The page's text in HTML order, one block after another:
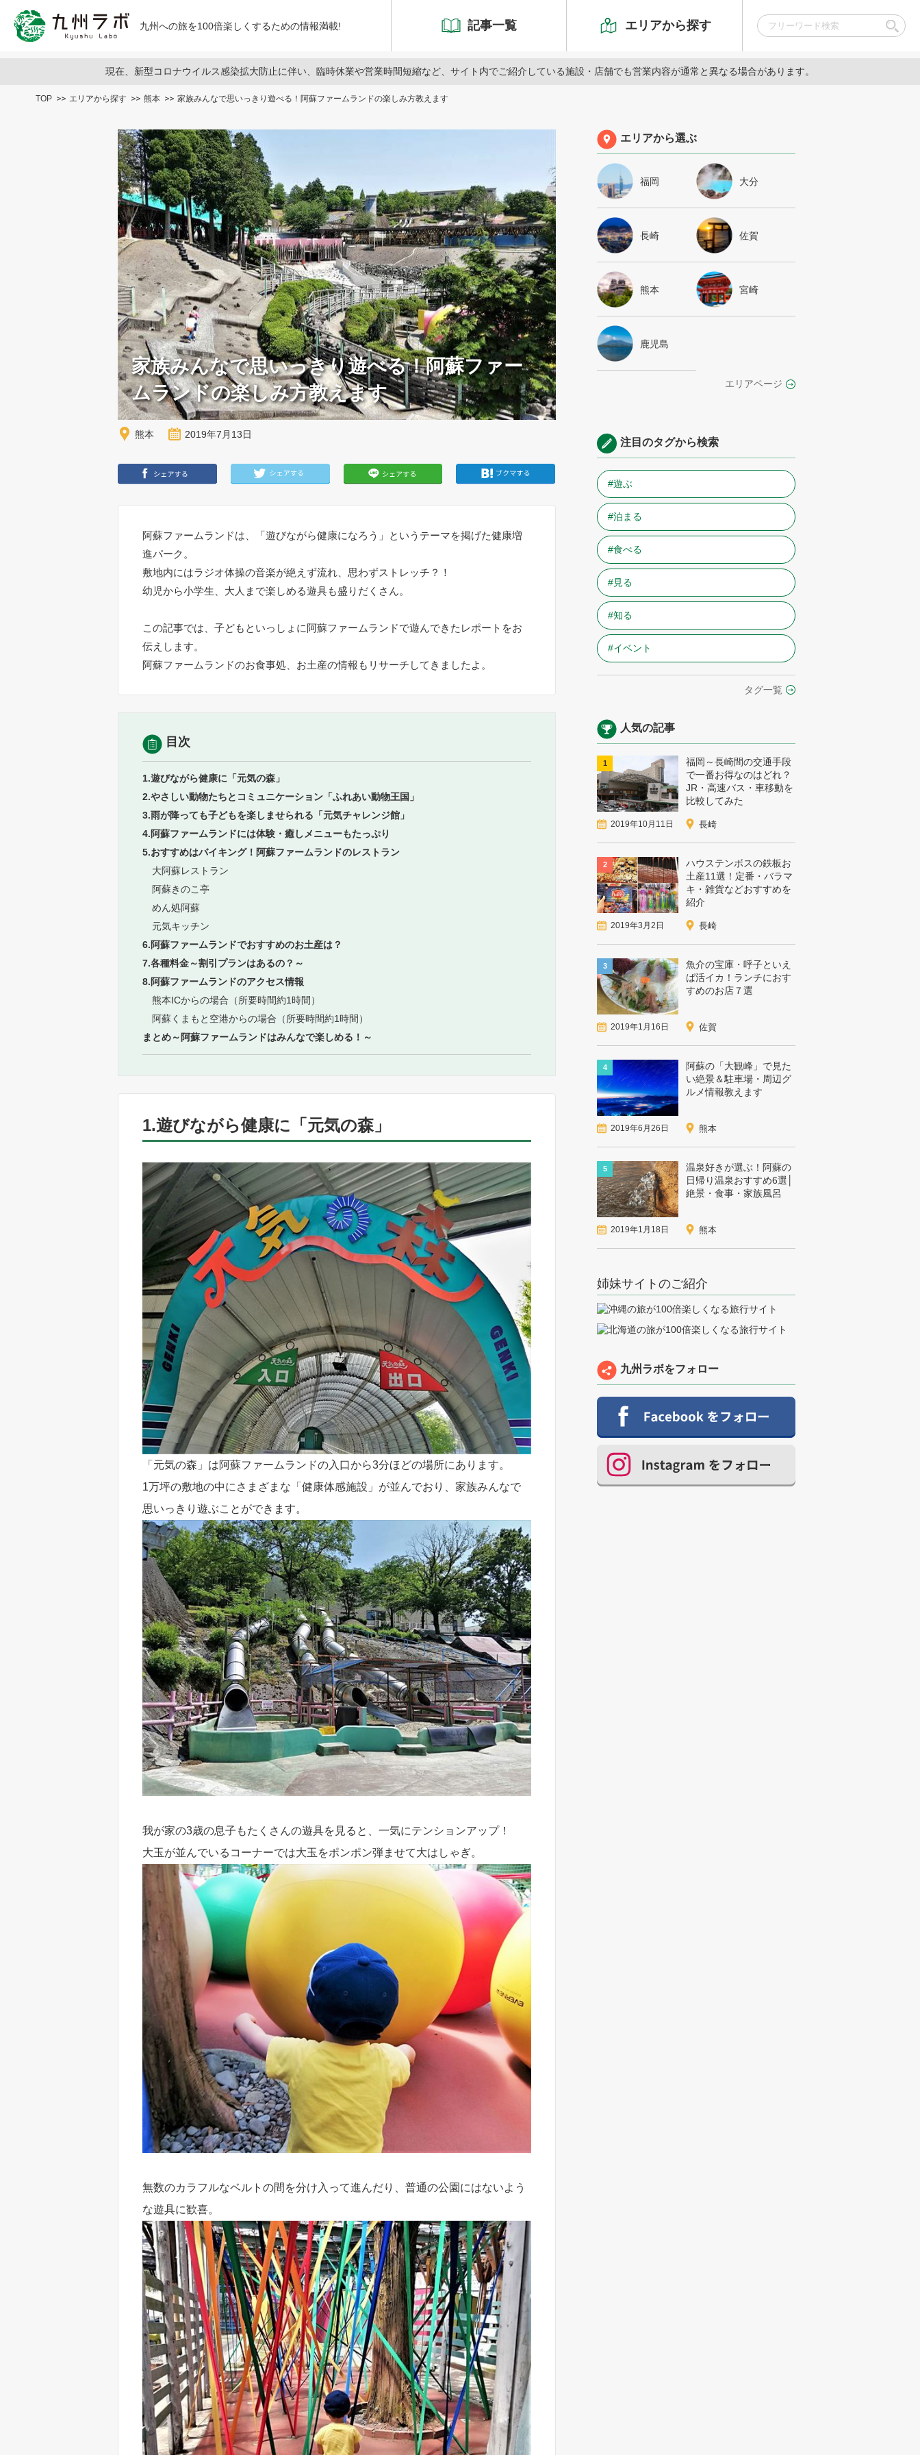
九州への旅を100倍楽しくするための情報満載! 記事一覧 エリアから探す
現在、新型コロナウイルス感染拡大防止に伴い、臨時休業や営業時間短縮など、サイト内でご紹介している施設・店舗でも営業内容が通常と異なる場合があります。
TOP エリアから探す 熊本 家族みんなで思いっきり遊べる！阿蘇ファームランドの楽しみ方教えます
家族みんなで思いっきり遊べる！阿蘇ファー
ムランドの楽しみ方教えます
熊本 2019年7月13日
阿蘇ファームランドは、「遊びながら健康になろう」というテーマを掲げた健康増
進パーク。
敷地内にはラジオ体操の音楽が絶えず流れ、思わずストレッチ？！
幼児から小学生、大人まで楽しめる遊具も盛りだくさん。
この記事では、子どもといっしょに阿蘇ファームランドで遊んできたレポートをお
伝えします。
阿蘇ファームランドのお食事処、お土産の情報もリサーチしてきましたよ。
目次
1.遊びながら健康に「元気の森」
2.やさしい動物たちとコミュニケーション「ふれあい動物王国」
3.雨が降っても子どもを楽しませられる「元気チャレンジ館」
4.阿蘇ファームランドには体験・癒しメニューもたっぷり
5.おすすめはバイキング！阿蘇ファームランドのレストラン
大阿蘇レストラン
阿蘇きのこ亭
めん処阿蘇
元気キッチン
6.阿蘇ファームランドでおすすめのお土産は？
7.各種料金～割引プランはあるの？～
8.阿蘇ファームランドのアクセス情報
熊本ICからの場合（所要時間約1時間）
阿蘇くまもと空港からの場合（所要時間約1時間）
まとめ～阿蘇ファームランドはみんなで楽しめる！～
1.遊びながら健康に「元気の森」
「元気の森」は阿蘇ファームランドの入口から3分ほどの場所にあります。
1万坪の敷地の中にさまざまな「健康体感施設」が並んでおり、家族みんなで
思いっきり遊ぶことができます。
我が家の3歳の息子もたくさんの遊具を見ると、一気にテンションアップ！
大玉が並んでいるコーナーでは大玉をポンポン弾ませて大はしゃぎ。
無数のカラフルなベルトの間を分け入って進んだり、普通の公園にはないよう
な遊具に歓喜。
エリアから選ぶ
福岡 大分
長崎 佐賀
熊本 宮崎
鹿児島
エリアページ
注目のタグから検索
#遊ぶ
#泊まる
#食べる
#見る
#知る
#イベント
タグ一覧
人気の記事
1
福岡～長崎間の交通手段
で一番お得なのはどれ？
JR・高速バス・車移動を
比較してみた
2019年10月11日 長崎
2
ハウステンボスの鉄板お
土産11選！定番・バラマ
キ・雑貨などおすすめを
紹介
2019年3月2日 長崎
3
魚介の宝庫・呼子といえ
ば活イカ！ランチにおす
すめのお店７選
2019年1月16日 佐賀
4
阿蘇の「大観峰」で見た
い絶景＆駐車場・周辺グ
ルメ情報教えます
2019年6月26日 熊本
5
温泉好きが選ぶ！阿蘇の
日帰り温泉おすすめ6選│
絶景・食事・家族風呂
2019年1月18日 熊本
姉妹サイトのご紹介
九州ラボをフォロー